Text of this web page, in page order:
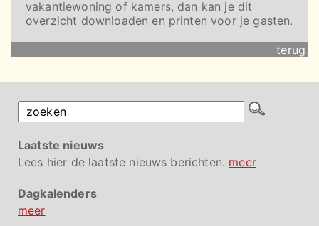
vakantiewoning of kamers, dan kan je dit
overzicht downloaden en printen voor je gasten.
terug
Laatste nieuws
Lees hier de laatste nieuws berichten. meer
Dagkalenders
meer